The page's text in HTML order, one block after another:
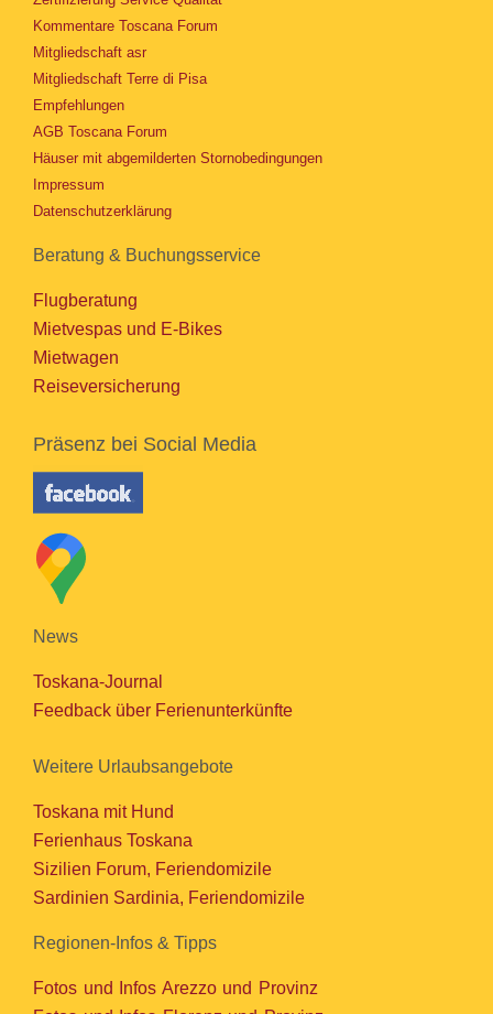
Kommentare Toscana Forum
Mitgliedschaft asr
Mitgliedschaft Terre di Pisa
Empfehlungen
AGB Toscana Forum
Häuser mit abgemilderten Stornobedingungen
Impressum
Datenschutzerklärung
Beratung & Buchungsservice
Flugberatung
Mietvespas und E-Bikes
Mietwagen
Reiseversicherung
Präsenz bei Social Media
News
Toskana-Journal
Feedback über Ferienunterkünfte
Weitere Urlaubsangebote
Toskana mit Hund
Ferienhaus Toskana
Sizilien Forum, Feriendomizile
Sardinien Sardinia, Feriendomizile
Regionen-Infos & Tipps
Fotos und Infos Arezzo und Provinz